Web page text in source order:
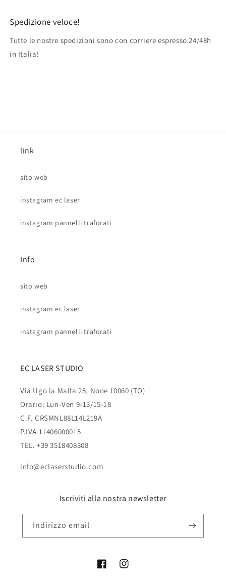
Spedizione veloce!
Tutte le nostre spedizioni sono con corriere espresso 24/48h
in Italia!
link
sito web
instagram ec laser
instagram pannelli traforati
Info
sito web
instagram ec laser
instagram pannelli traforati
EC LASER STUDIO
Via Ugo la Malfa 25, None 10060 (TO)
Orario: Lun-Ven 9-13/15-18
C.F. CRSMNL88L14L219A
P.IVA 11406000015
TEL. +39 3518408308
info@eclaserstudio.com
Iscriviti alla nostra newsletter
Indirizzo email
FacebookInstagram